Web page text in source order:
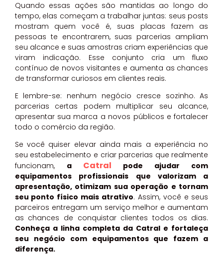
Quando essas ações são mantidas ao longo do
tempo, elas começam a trabalhar juntas: seus posts
mostram quem você é, suas placas fazem as
pessoas te encontrarem, suas parcerias ampliam
seu alcance e suas amostras criam experiências que
viram indicação. Esse conjunto cria um fluxo
contínuo de novos visitantes e aumenta as chances
de transformar curiosos em clientes reais.
E lembre-se: nenhum negócio cresce sozinho. As
parcerias certas podem multiplicar seu alcance,
apresentar sua marca a novos públicos e fortalecer
todo o comércio da região.
Se você quiser elevar ainda mais a experiência no
seu estabelecimento e criar parcerias que realmente
funcionam, a Catral pode ajudar com
equipamentos profissionais que valorizam a
apresentação, otimizam sua operação e tornam
seu ponto físico mais atrativo. Assim, você e seus
parceiros entregam um serviço melhor e aumentam
as chances de conquistar clientes todos os dias.
Conheça a linha completa da Catral e fortaleça
seu negócio com equipamentos que fazem a
diferença.